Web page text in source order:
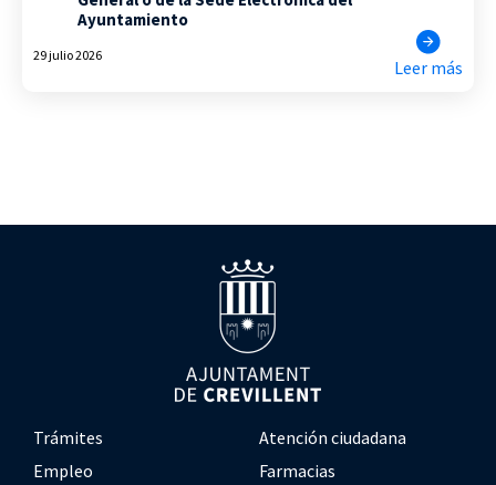
Ayuntamiento
29 julio 2026
Leer más
Trámites
Atención ciudadana
Empleo
Farmacias